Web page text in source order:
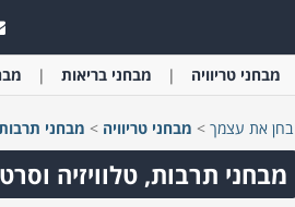
מבחני טריוויה מבחני בריאות
בחן את עצמך > מבחני טריוויה > מבחני
מבחני תרבות, טלוויזיה